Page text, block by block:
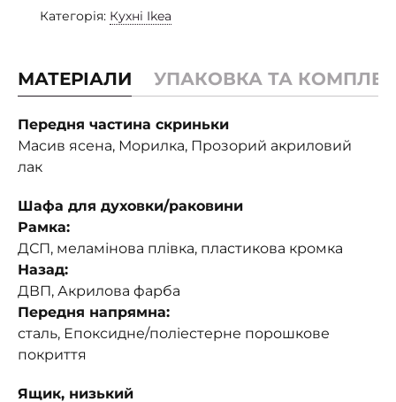
Категорія: Кухні Ikea
МАТЕРІАЛИ УПАКОВКА ТА
Передня частина скриньки
Масив ясена, Морилка, Прозорий акриловий
лак
Шафа для духовки/раковини
Рамка:
ДСП, меламінова плівка, пластикова кромка
Назад:
ДВП, Акрилова фарба
Передня напрямна:
сталь, Епоксидне/поліестерне порошкове
покриття
Ящик, низький